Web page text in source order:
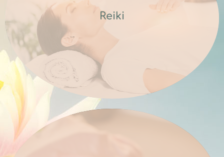
Reiki
σημαίνουν Ροή και Ενέργεια ή Κοσμική
Διαβάστε περισσότερα